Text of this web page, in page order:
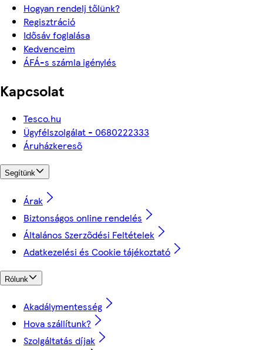
Hogyan rendelj tőlünk?
Regisztráció
Idősáv foglalása
Kedvenceim
ÁFÁ-s számla igénylés
Kapcsolat
Tesco.hu
Ügyfélszolgálat - 0680222333
Áruházkereső
Segítünk
Árak
Biztonságos online rendelés
Általános Szerződési Feltételek
Adatkezelési és Cookie tájékoztató
Rólunk
Akadálymentesség
Hova szállítunk?
Szolgáltatás díjak